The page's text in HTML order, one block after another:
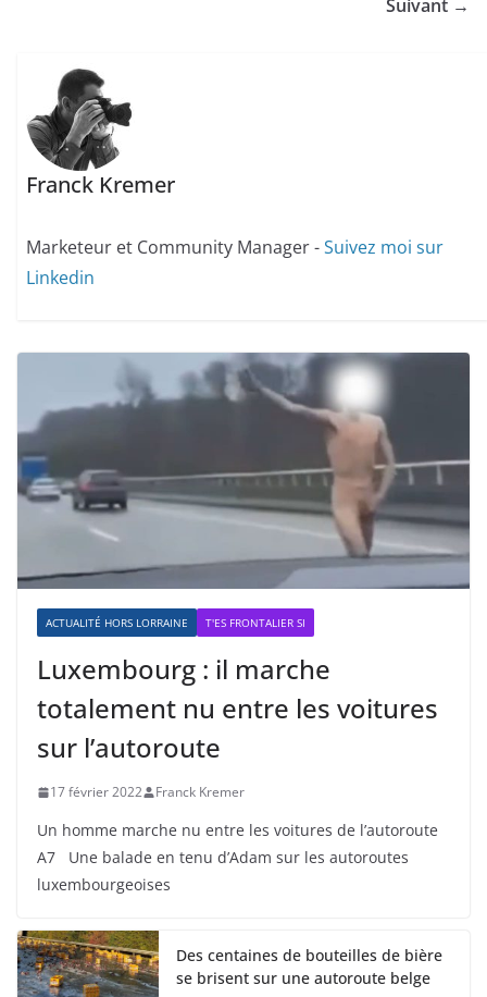
Suivant →
Franck Kremer
Marketeur et Community Manager -Suivez moi sur
Linkedin
ACTUALITÉ HORS LORRAINE T'ES FRONTALIER SI
Luxembourg : il marche
totalement nu entre les voitures
sur l’autoroute
17 février 2022 Franck Kremer
Un homme marche nu entre les voitures de l’autoroute
A7 Une balade en tenu d’Adam sur les autoroutes
luxembourgeoises
Des centaines de bouteilles de bière
se brisent sur une autoroute belge